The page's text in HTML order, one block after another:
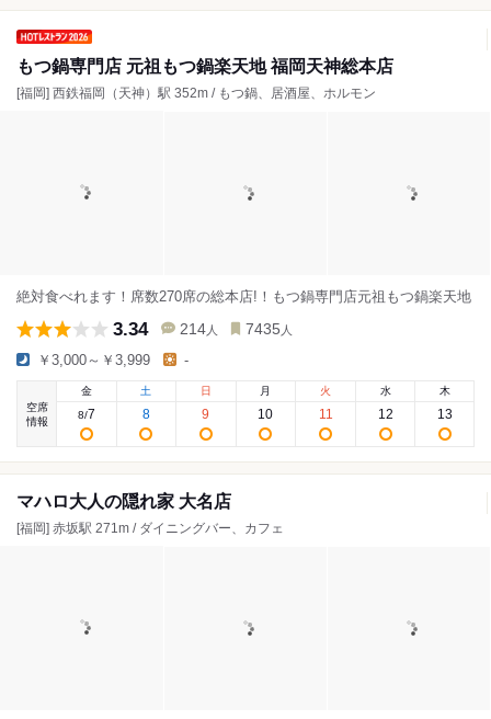
もつ鍋専門店 元祖もつ鍋楽天地 福岡天神総本店
[福岡] 西鉄福岡（天神）駅 352m / もつ鍋、居酒屋、ホルモン
絶対食べれます！席数270席の総本店!！もつ鍋専門店元祖もつ鍋楽天地
3.34 214 人 7435 人
￥3,000～￥3,999 -
空席
情報
金
8/7
土
8
日
9
月
10
火
11
水
12
木
13
マハロ大人の隠れ家 大名店
[福岡] 赤坂駅 271m / ダイニングバー、カフェ